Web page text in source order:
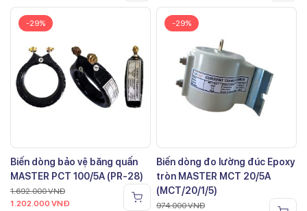
-29%
Biến dòng bảo vệ băng quấn
MASTER PCT 100/5A (PR-28)
1.692.000VNĐ
1.202.000 VNĐ
-29%
Biến dòng đo lường đúc Epoxy
tròn MASTER MCT 20/5A
(MCT/20/1/5)
974.000VNĐ